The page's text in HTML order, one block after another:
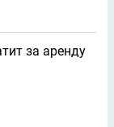
за аренду